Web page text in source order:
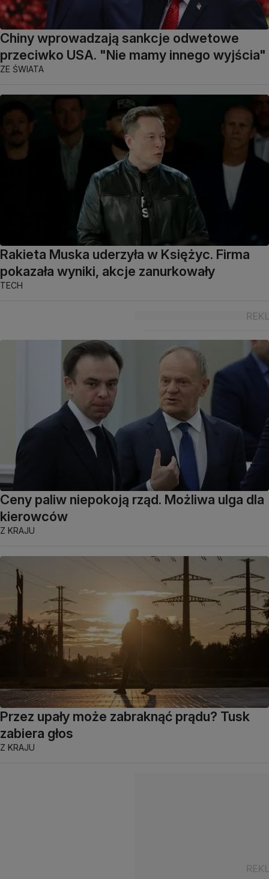
Chiny wprowadzają sankcje odwetowe
przeciwko USA. "Nie mamy innego wyjścia"
ZE ŚWIATA
Rakieta Muska uderzyła w Księżyc. Firma
pokazała wyniki, akcje zanurkowały
TECH
Ceny paliw niepokoją rząd. Możliwa ulga dla
kierowców
Z KRAJU
Przez upały może zabraknąć prądu? Tusk
zabiera głos
Z KRAJU